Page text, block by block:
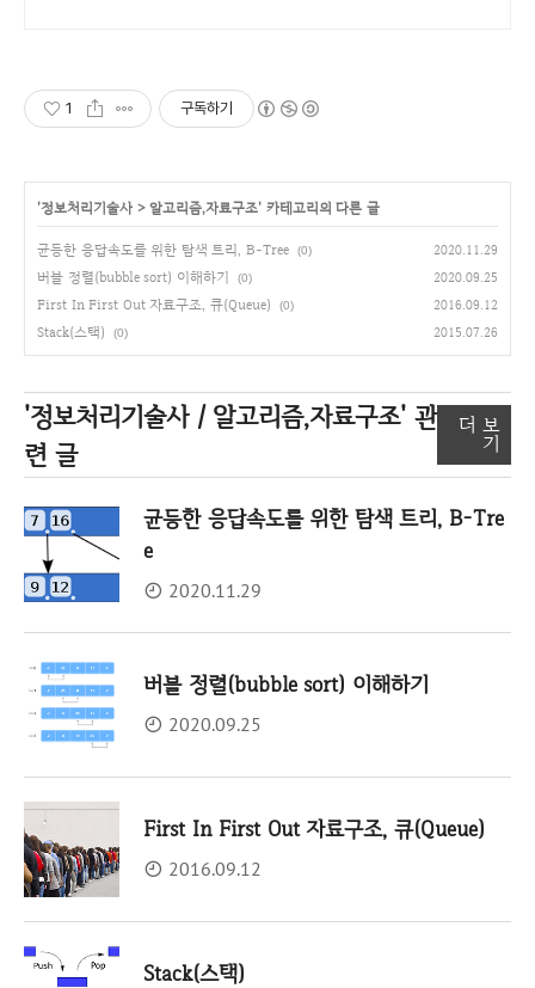
1 구독하기
'정보처리기술사 >알고리즘,자료구조' 카테고리의 다른 글
균등한 응답속도를 위한 탐색 트리, B-Tree (0) 2020.11.29
버블 정렬(bubble sort) 이해하기 (0) 2020.09.25
First In First Out 자료구조, 큐(Queue) (0) 2016.09.12
Stack(스택) (0) 2015.07.26
'정보처리기술사 / 알고리즘,자료구조' 관
련 글
더 보
기
균등한 응답속도를 위한 탐색 트리, B-Tre
e
2020.11.29
버블 정렬(bubble sort) 이해하기
2020.09.25
First In First Out 자료구조, 큐(Queue)
2016.09.12
Stack(스택)